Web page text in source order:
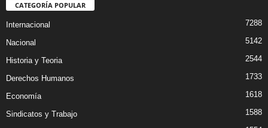
CATEGORÍA POPULAR
Internacional 7288
Nacional 5142
Historia y Teoria 2544
Derechos Humanos 1733
Economía 1618
Sindicatos y Trabajo 1588